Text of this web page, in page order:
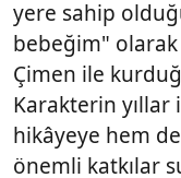
yere sahip
bebeğim"
Çimen ile
Karakterin
hikâyeye hem
önemli katkılar